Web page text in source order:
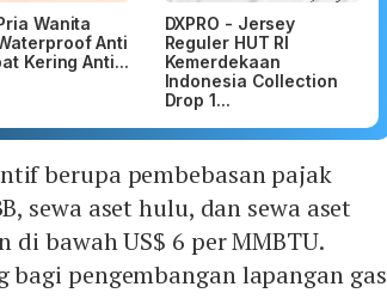
Wanita
Anti
Kering Anti...
DXPRO - Jersey
Reguler HUT RI
Kemerdekaan
Indonesia Collection
Drop 1...
berupa pembebasan pajak
sewa aset hulu, dan sewa aset
bawah US$ 6 per MMBTU.
pengembangan lapangan gas